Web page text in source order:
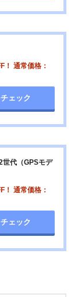
！ 通常価格：
ェック
代（GPSモデ
！ 通常価格：
ェック